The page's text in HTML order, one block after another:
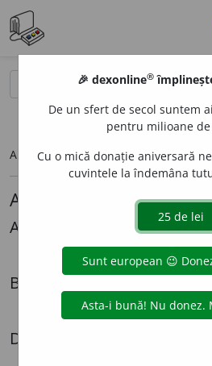
Articolul pe care îl căutați nu există.
Alte articole lingvistice
Alexandru Graur
Mi-ar *place
Biografii
Radiografia unei expatrieri -
Dezbateri
🎉 dexonline®
De un sfert de secol suntem
pentru milioane
Cu o mică donație aniversară
cuvintele la îndemâna